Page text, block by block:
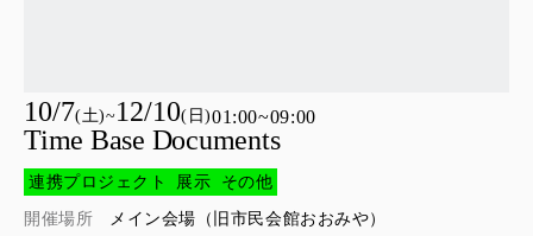
10/7(土)~12/10( 日)01:00~09:00
Time Base Documents
連携プロジェクト 展示 その他
開催場所
メイン会場（旧市民会館おおみや）